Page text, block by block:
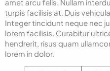
amet arcu felis. Nullam
turpis facilisis at. Duis
Integer tincidunt neque nec
lorem facilisis. Curabitur
hendrerit, risus quam
lorem in dolor.